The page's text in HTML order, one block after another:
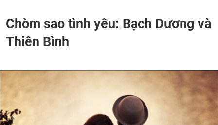
Chòm sao tình yêu: Bạch Dương và
Thiên Bình